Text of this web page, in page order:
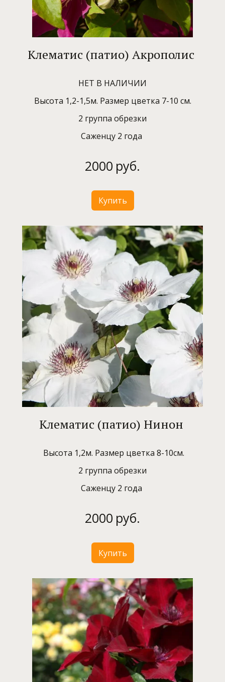
Клематис (патио) Акрополис
НЕТ В НАЛИЧИИ
Высота 1,2-1,5м. Размер цветка 7-10 см.
2 группа обрезки
Саженцу 2 года
2000 руб.
Купить
Клематис (патио) Нинон
Высота 1,2м. Размер цветка 8-10см.
2 группа обрезки
Саженцу 2 года
2000 руб.
Купить